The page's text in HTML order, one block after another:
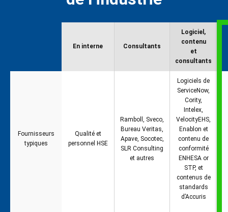
En interne Consultants
Logiciel,
contenu
et
consultants
Fournisseurs
typiques
Qualité et
personnel HSE
Ramboll, Sveco,
Bureau Veritas,
Apave, Socotec,
SLR Consulting
et autres
Logiciels de
ServiceNow,
Cority,
Intelex,
VelocityEHS,
Enablon et
contenu de
conformité
ENHESA or
STP, et
contenus de
standards
d’Accuris